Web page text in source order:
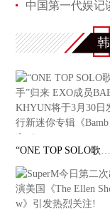
“ONE TOP SOLO歌手”归来 EXO成员BAEKHYUN将于